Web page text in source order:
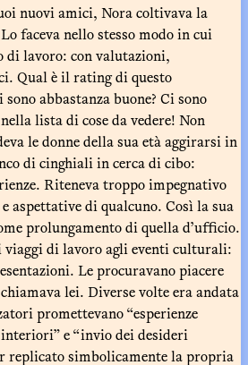
nuovi amici, Nora coltivava la
faceva nello stesso modo in cui
lavoro: con valutazioni,
Qual è il rating di questo
abbastanza buone? Ci sono
lista di cose da vedere! Non
le donne della sua età aggirarsi in
di cinghiali in cerca di cibo:
Riteneva troppo impegnativo
aspettative di qualcuno. Così la sua
prolungamento di quella d’ufficio.
viaggi di lavoro agli eventi culturali:
Le procuravano piacere
chiamava lei. Diverse volte era andata
promettevano “esperienze
e “invio dei desideri
replicato simbolicamente la propria